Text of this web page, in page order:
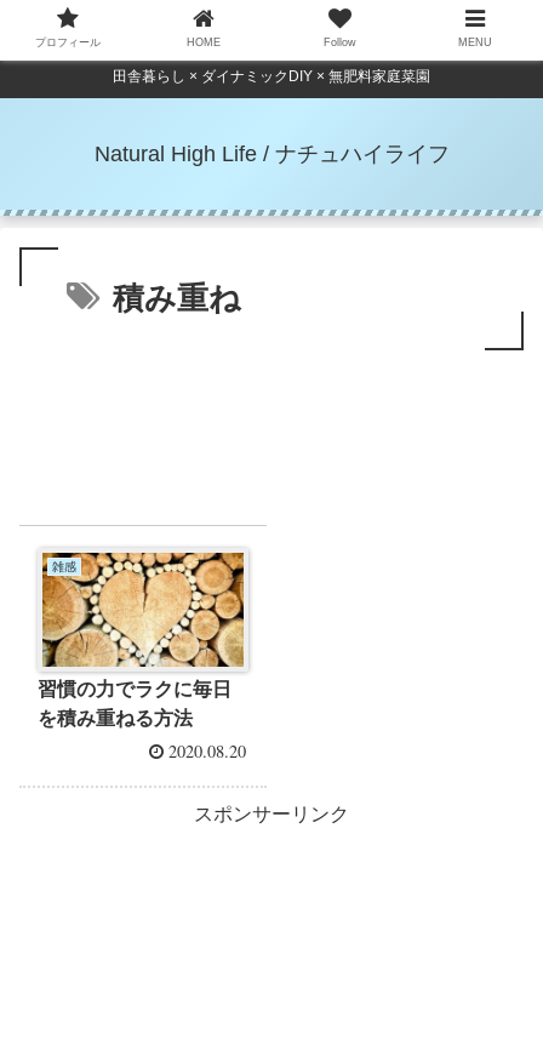
田舎暮らし × ダイナミックDIY × 無肥料家庭菜園
Natural High Life / ナチュハイライフ
積み重ね
雑感
習慣の力でラクに毎日
を積み重ねる方法
2020.08.20
スポンサーリンク
プロフィール HOME Follow MENU